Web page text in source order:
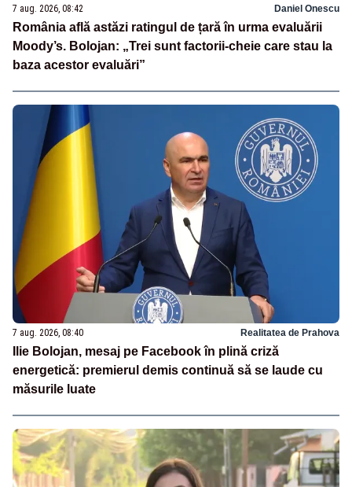
7 aug. 2026, 08:42 Daniel Onescu
România află astăzi ratingul de țară în urma evaluării
Moody’s. Bolojan: „Trei sunt factorii-cheie care stau la
baza acestor evaluări”
7 aug. 2026, 08:40 Realitatea de Prahova
Ilie Bolojan, mesaj pe Facebook în plină criză
energetică: premierul demis continuă să se laude cu
măsurile luate